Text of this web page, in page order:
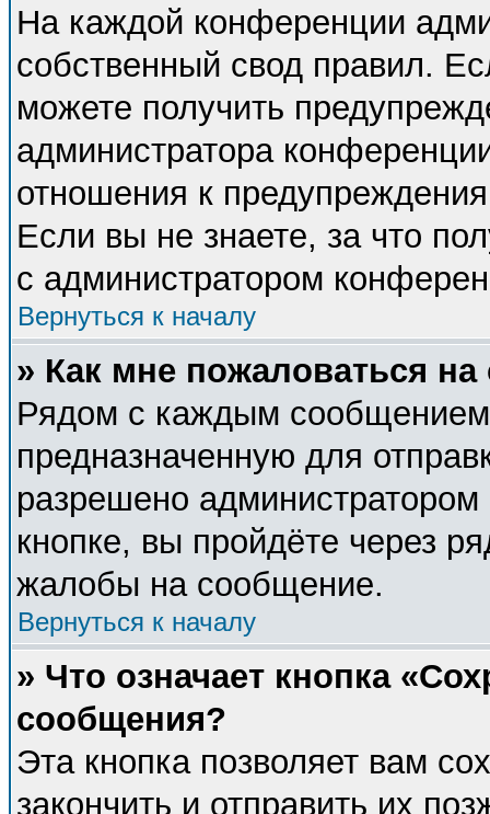
На каждой конференции
собственный свод правил.
можете получить
администратора
отношения к
Если вы не знаете, за что
с администратором
Вернуться к началу
» Как мне пожаловаться
Рядом с каждым сообщением
предназначенную для
разрешено
кнопке, вы пройдёте через
жалобы на сообщение.
Вернуться к началу
» Что означает кнопка
сообщения?
Эта кнопка позволяет вам
закончить и отправить их